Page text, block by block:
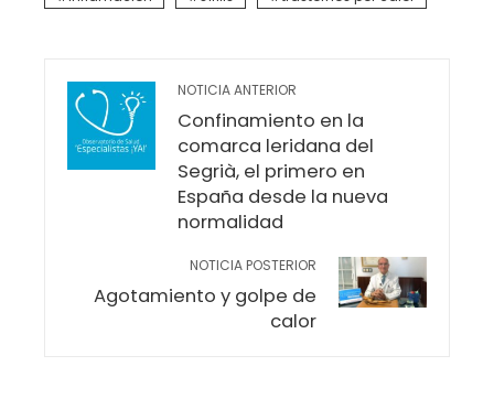
NOTICIA ANTERIOR
Confinamiento en la
comarca leridana del
Segrià, el primero en
España desde la nueva
normalidad
NOTICIA POSTERIOR
Agotamiento y golpe de
calor